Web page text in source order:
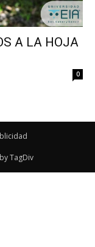
A LA HOJA
0
TagDiv